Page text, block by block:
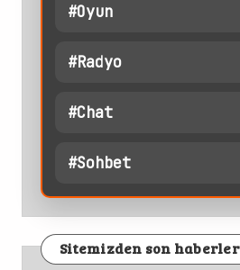
#oyun
#radyo
#chat
#sohbet
Sitemizden son haberler